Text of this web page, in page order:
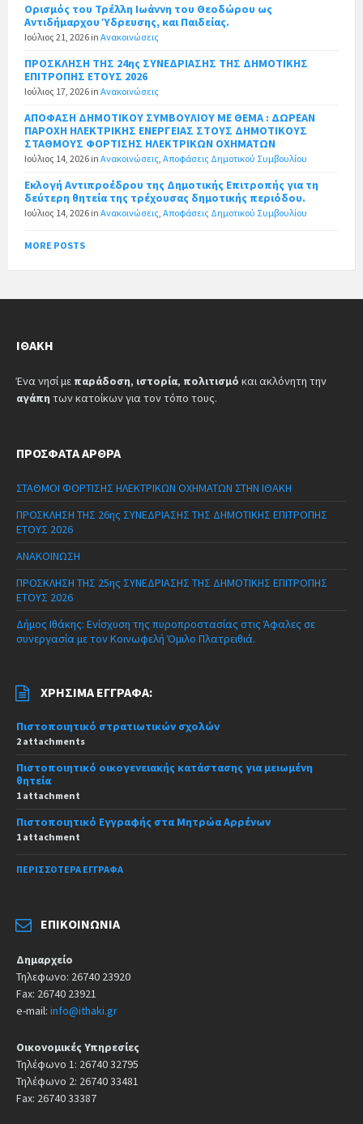
Ορισμός του Τρέλλη Ιωάννη του Θεοδώρου ως
Αντιδήμαρχου Ύδρευσης, και Παιδείας.
Ιούλιος 21, 2026 in Ανακοινώσεις
ΠΡΟΣΚΛΗΣΗ ΤΗΣ 24ης ΣΥΝΕΔΡΙΑΣΗΣ ΤΗΣ ΔΗΜΟΤΙΚΗΣ
ΕΠΙΤΡΟΠΗΣ ΕΤΟΥΣ 2026
Ιούλιος 17, 2026 in Ανακοινώσεις
ΑΠΟΦΑΣΗ ΔΗΜΟΤΙΚΟΥ ΣΥΜΒΟΥΛΙΟΥ ΜΕ ΘΕΜΑ : ΔΩΡΕΑΝ
ΠΑΡΟΧΗ ΗΛΕΚΤΡΙΚΗΣ ΕΝΕΡΓΕΙΑΣ ΣΤΟΥΣ ΔΗΜΟΤΙΚΟΥΣ
ΣΤΑΘΜΟΥΣ ΦΟΡΤΙΣΗΣ ΗΛΕΚΤΡΙΚΩΝ ΟΧΗΜΑΤΩΝ
Ιούλιος 14, 2026 in Ανακοινώσεις Αποφάσεις Δημοτικού Συμβουλίου
Εκλογή Αντιπροέδρου της Δημοτικής Επιτροπής για τη
δεύτερη θητεία της τρέχουσας δημοτικής περιόδου.
Ιούλιος 14, 2026 in Ανακοινώσεις Αποφάσεις Δημοτικού Συμβουλίου
MORE POSTS
ΙΘΆΚΗ
Ένα νησί με παράδοση, ιστορία, πολιτισμό και ακλόνητη την
αγάπη των κατοίκων για τον τόπο τους.
ΠΡΌΣΦΑΤΑ ΆΡΘΡΑ
ΣΤΑΘΜΟΙ ΦΟΡΤΙΣΗΣ ΗΛΕΚΤΡΙΚΩΝ ΟΧΗΜΑΤΩΝ ΣΤΗΝ ΙΘΑΚΗ
ΠΡΟΣΚΛΗΣΗ ΤΗΣ 26ης ΣΥΝΕΔΡΙΑΣΗΣ ΤΗΣ ΔΗΜΟΤΙΚΗΣ ΕΠΙΤΡΟΠΗΣ
ΕΤΟΥΣ 2026
ΑΝΑΚΟΙΝΩΣΗ
ΠΡΟΣΚΛΗΣΗ ΤΗΣ 25ης ΣΥΝΕΔΡΙΑΣΗΣ ΤΗΣ ΔΗΜΟΤΙΚΗΣ ΕΠΙΤΡΟΠΗΣ
ΕΤΟΥΣ 2026
Δήμος Ιθάκης: Ενίσχυση της πυροπροστασίας στις Άφαλες σε
συνεργασία με τον Κοινωφελή Όμιλο Πλατρειθιά.
ΧΡΉΣΙΜΑ ΈΓΓΡΑΦΑ:
Πιστοποιητικό στρατιωτικών σχολών
2 attachments
Πιστοποιητικό οικογενειακής κατάστασης για μειωμένη
θητεία
1 attachment
Πιστοποιητικό Εγγραφής στα Μητρώα Αρρένων
1 attachment
ΠΕΡΙΣΣΌΤΕΡΑ ΈΓΓΡΑΦΑ
ΕΠΙΚΟΙΝΩΝΊΑ
Δημαρχείο
Τηλεφωνο: 26740 23920
Fax: 26740 23921
e-mail: info@ithaki.gr
Οικονομικές Υπηρεσίες
Τηλέφωνο 1: 26740 32795
Τηλέφωνο 2: 26740 33481
Fax: 26740 33387